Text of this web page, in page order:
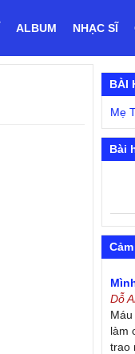
ALBUM NHẠC SĨ
BÀI
Mẹ
Bài
Dỗ
làm
trao